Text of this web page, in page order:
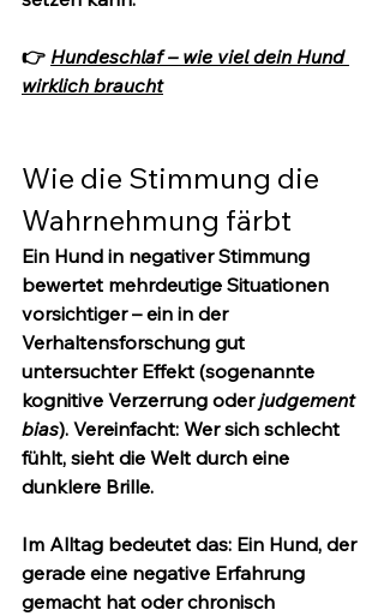
👉 Hundeschlaf – wie viel dein Hund
wirklich braucht
Wie die Stimmung die
Wahrnehmung färbt
Ein Hund in negativer Stimmung
bewertet mehrdeutige Situationen
vorsichtiger – ein in der
Verhaltensforschung gut
untersuchter Effekt (sogenannte
kognitive Verzerrung oder judgement
bias). Vereinfacht: Wer sich schlecht
fühlt, sieht die Welt durch eine
dunklere Brille.
Im Alltag bedeutet das: Ein Hund, der
gerade eine negative Erfahrung
gemacht hat oder chronisch